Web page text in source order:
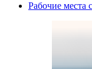
Рабочие места